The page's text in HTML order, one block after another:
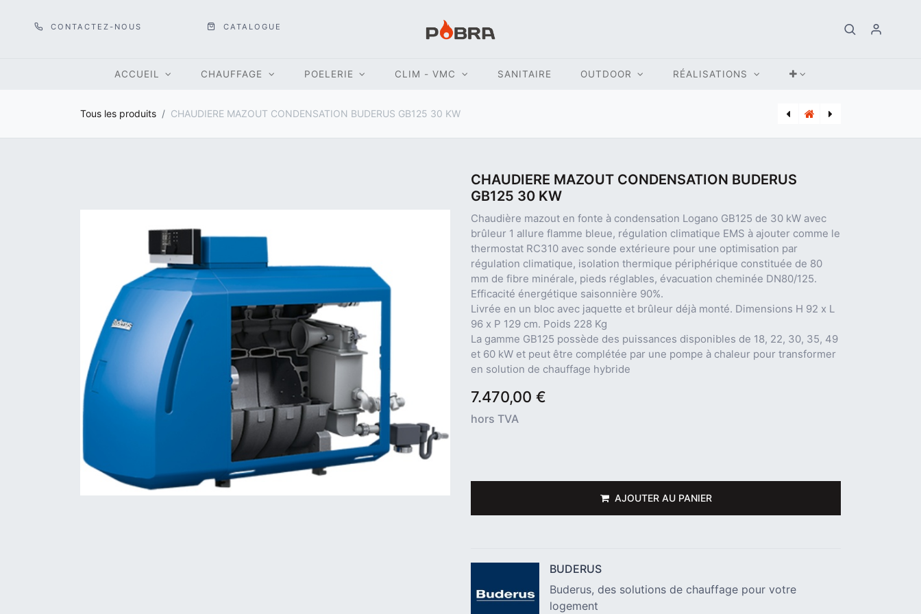
CONTACTEZ-NOUS CATALOGUE
ACCUEIL CHAUFFAGE POELERIE CLIM - VMC SANITAIRE OUTDOOR RÉALISATIONS
Tous les produits CHAUDIERE MAZOUT CONDENSATION BUDERUS GB125 30 KW
CHAUDIERE MAZOUT CONDENSATION BUDERUS
GB125 30 KW
Chaudière mazout en fonte à condensation Logano GB125 de 30 kW avec
brûleur 1 allure flamme bleue, régulation climatique EMS à ajouter comme le
thermostat RC310 avec sonde extérieure pour une optimisation par
régulation climatique, isolation thermique périphérique constituée de 80
mm de fibre minérale, pieds réglables, évacuation cheminée DN80/125.
Efficacité énergétique saisonnière 90%.
Livrée en un bloc avec jaquette et brûleur déjà monté. Dimensions H 92 x L
96 x P 129 cm. Poids 228 Kg
La gamme GB125 possède des puissances disponibles de 18, 22, 30, 35, 49
et 60 kW et peut être complétée par une pompe à chaleur pour transformer
en solution de chauffage hybride
7.470,00 €
hors TVA
AJOUTER AU PANIER
BUDERUS
Buderus, des solutions de chauffage pour votre
logement